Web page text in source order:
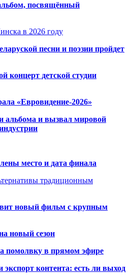
посвящённый
в 2026 году
песни и поэзии пройдет
концерт детской студии
«Евровидение-2026»
альбома и вызвал мировой
место и дата финала
традиционным
новый фильм с крупным
новый сезон
помолвку в прямом эфире
экспорт контента: есть ли выход